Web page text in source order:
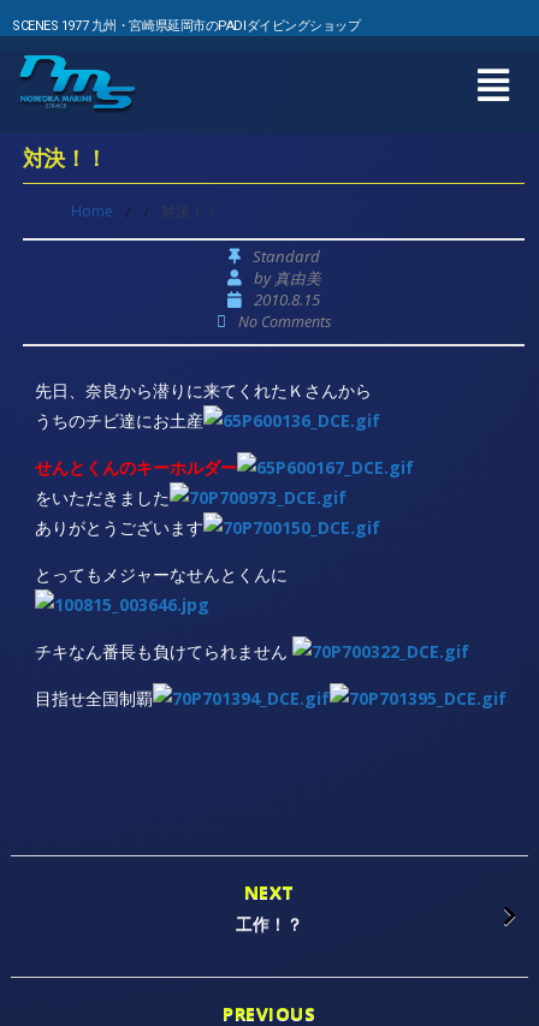
SCENES 1977 九州・宮崎県延岡市のPADIダイビングショップ
対決！！
Home / / 対決！！
Standard
by真由美
2010.8.15
No Comments
先日、奈良から潜りに来てくれたＫさんから
うちのチビ達にお土産
せんとくんのキーホルダー
をいただきました
ありがとうございます
とってもメジャーなせんとくんに
チキなん番長も負けてられません
目指せ全国制覇
NEXT
工作！？
PREVIOUS